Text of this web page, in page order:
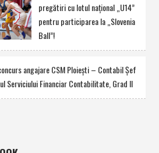
pregătiri cu lotul naţional „U14”
pentru participarea la „Slovenia
Ball”!
angajare CSM Ploieşti – Contabil Şef
Serviciului Financiar Contabilitate, Grad II